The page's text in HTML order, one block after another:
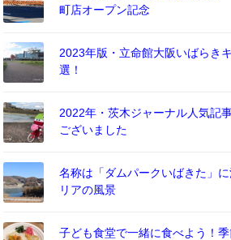
町店オープン記念
2023年版・立命館大阪いばらき
選！
2022年・茨木ジャーナル人気記
ございました
名称は「ダムパークいばきた」
リアの風景
子ども食堂で一緒に食べよう！